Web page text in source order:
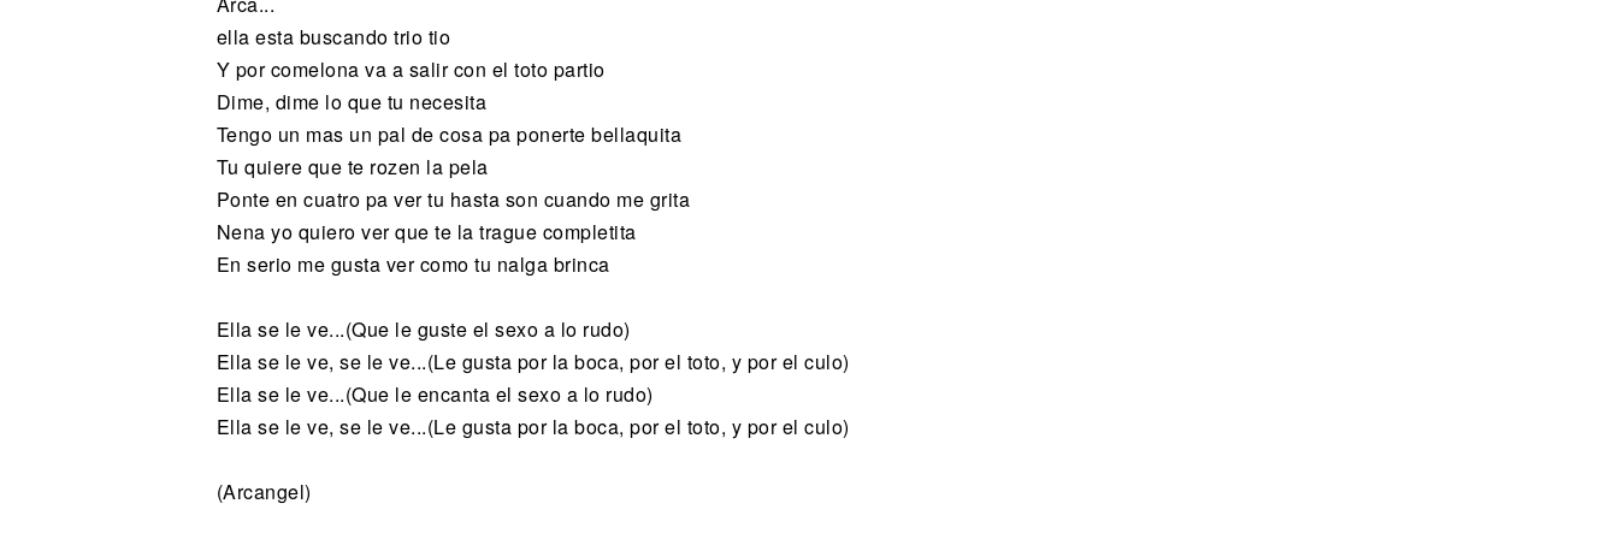
ella esta buscando trio tio
Y por comelona va a salir con el toto partio
Dime, dime lo que tu necesita
Tengo un mas un pal de cosa pa ponerte bellaquita
Tu quiere que te rozen la pela
Ponte en cuatro pa ver tu hasta son cuando me grita
Nena yo quiero ver que te la trague completita
En serio me gusta ver como tu nalga brinca
Ella se le ve...(Que le guste el sexo a lo rudo)
Ella se le ve, se le ve...(Le gusta por la boca, por el toto, y por el culo)
Ella se le ve...(Que le encanta el sexo a lo rudo)
Ella se le ve, se le ve...(Le gusta por la boca, por el toto, y por el culo)
(Arcangel)